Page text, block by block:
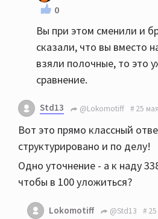
0
Вы при этом сменили и
сказали, что вы вместо
взяли полочные, то это
сравнение.
Std13 @Lokomotiff 25
Вот это прямо классный
структурировано и по делу!
Одно уточнение - а к наду
чтобы в 100 уложиться?
Lokomotiff @Std13